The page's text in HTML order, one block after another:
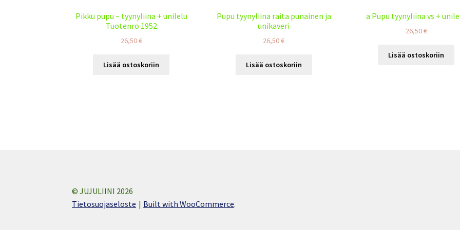
Pikku pupu – tyynyliina + unilelu
Tuotenro 1952
26,50€
Lisää ostoskoriin
Pupu tyynyliina raita punainen ja
unikaveri
26,50€
Lisää ostoskoriin
a Pupu tyynyliina vs +
26,50€
Lisää ostoskoriin
© JUJULIINI 2026
Tietosuojaseloste
Built with WooCommerce.